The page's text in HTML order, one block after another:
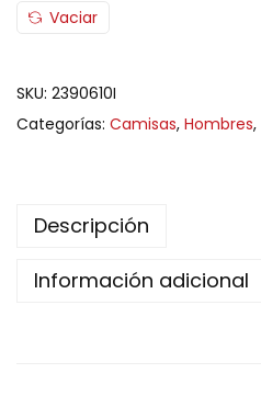
Vaciar
SKU: 2390610I
Categorías: Camisas, Hombres,
Descripción
Información adicional